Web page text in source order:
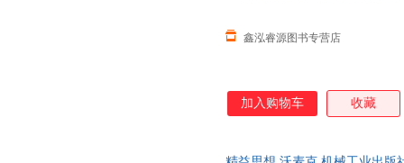
鑫泓睿源图书专营店
加入购物车 收藏